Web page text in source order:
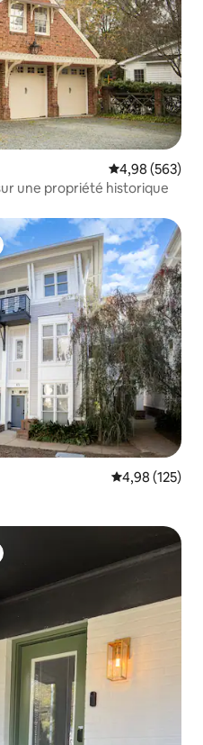
Évaluation
4,98 (563)
une propriété historique
plus appréciés
Évaluation
4,98 (125)
appréciés